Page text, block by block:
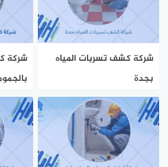
شركة كشف تسربات المياه
بجدة
شركة